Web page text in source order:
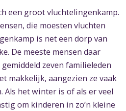
een groot vluchtelingenkamp.
die moesten vluchten
is net een dorp van
De meeste mensen daar
zeven familieleden
makkelijk, aangezien ze vaak
Als het winter is of als er veel
om kinderen in zo’n kleine